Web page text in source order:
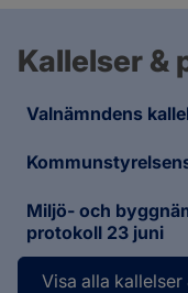
Kallelser &
Valnämndens
Miljö- och
protokoll 23 juni
Visa alla